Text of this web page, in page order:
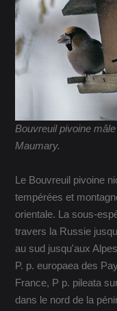
Bouvreuil pivoine
Maumary.
Le Bouvreuil pivoine
tempérées et
orientale. La sous-
travers la Russie
au sud jusqu'aux
P. p. europaea des
France, P p. pileata
dans le nord de la